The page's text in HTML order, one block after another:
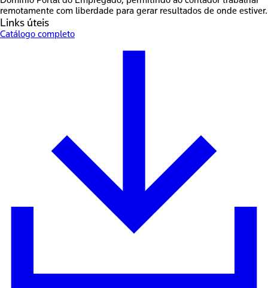
remotamente com liberdade para gerar resultados de onde estiver.
Links úteis
Catálogo completo